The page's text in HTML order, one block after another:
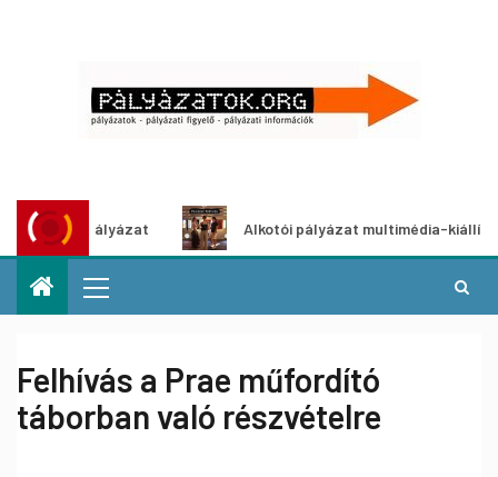
Alkotói pályázat multimédia-kiállításhoz
Felhívás a Prae műfordító
táborban való részvételre